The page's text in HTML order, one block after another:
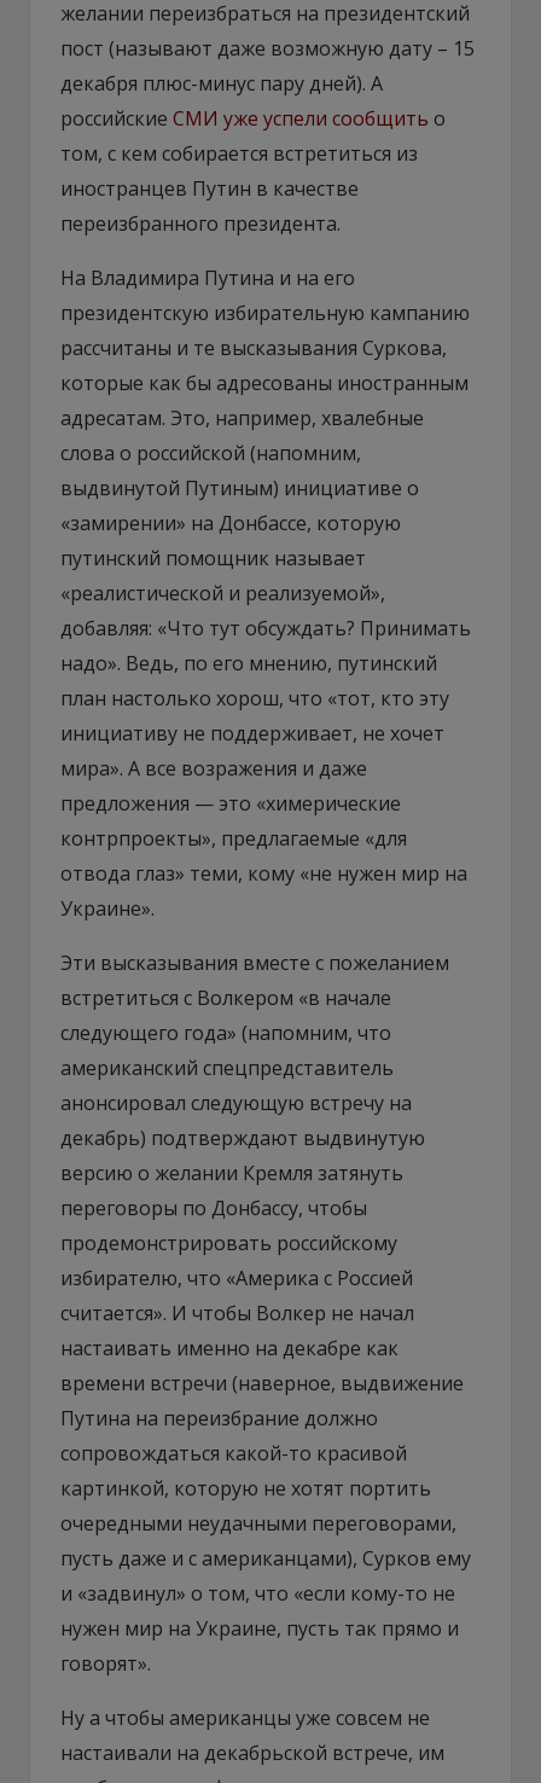
желании переизбраться на президентский
пост (называют даже возможную дату – 15
декабря плюс-минус пару дней). А
российские СМИ уже успели сообщить о
том, с кем собирается встретиться из
иностранцев Путин в качестве
переизбранного президента.
На Владимира Путина и на его
президентскую избирательную кампанию
рассчитаны и те высказывания Суркова,
которые как бы адресованы иностранным
адресатам. Это, например, хвалебные
слова о российской (напомним,
выдвинутой Путиным) инициативе о
«замирении» на Донбассе, которую
путинский помощник называет
«реалистической и реализуемой»,
добавляя: «Что тут обсуждать? Принимать
надо». Ведь, по его мнению, путинский
план настолько хорош, что «тот, кто эту
инициативу не поддерживает, не хочет
мира». А все возражения и даже
предложения — это «химерические
контрпроекты», предлагаемые «для
отвода глаз» теми, кому «не нужен мир на
Украине».
Эти высказывания вместе с пожеланием
встретиться с Волкером «в начале
следующего года» (напомним, что
американский спецпредставитель
анонсировал следующую встречу на
декабрь) подтверждают выдвинутую
версию о желании Кремля затянуть
переговоры по Донбассу, чтобы
продемонстрировать российскому
избирателю, что «Америка с Россией
считается». И чтобы Волкер не начал
настаивать именно на декабре как
времени встречи (наверное, выдвижение
Путина на переизбрание должно
сопровождаться какой-то красивой
картинкой, которую не хотят портить
очередными неудачными переговорами,
пусть даже и с американцами), Сурков ему
и «задвинул» о том, что «если кому-то не
нужен мир на Украине, пусть так прямо и
говорят».
Ну а чтобы американцы уже совсем не
настаивали на декабрьской встрече, им